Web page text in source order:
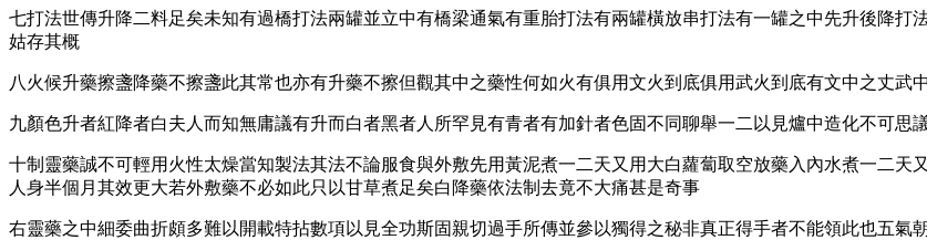
七打法世傳升降二料足矣未知有過橋打法兩罐並立中有橋梁通氣有重胎打法有兩罐橫放串打法有一罐之中先升後降
姑存其概
八火候升藥擦盞降藥不擦盞此其常也亦有升藥不擦但觀其中之藥性何如火有俱用文火到底俱用武火到底有文中之丈
九顏色升者紅降者白夫人而知無庸議有升而白者黑者人所罕見有青者有加針者色固不同聊舉一二以見爐中造化不可思
十制靈藥誠不可輕用火性太燥當知製法其法不論服食與外敷先用黃泥煮一二天又用大白蘿蔔取空放藥入內水煮一二
人身半個月其效更大若外敷藥不必如此只以甘草煮足矣白降藥依法制去竟不大痛甚是奇事
右靈藥之中細委曲折頗多難以開載特拈數項以見全功斯固親切過手所傳並參以獨得之秘非真正得手者不能領此也五氣